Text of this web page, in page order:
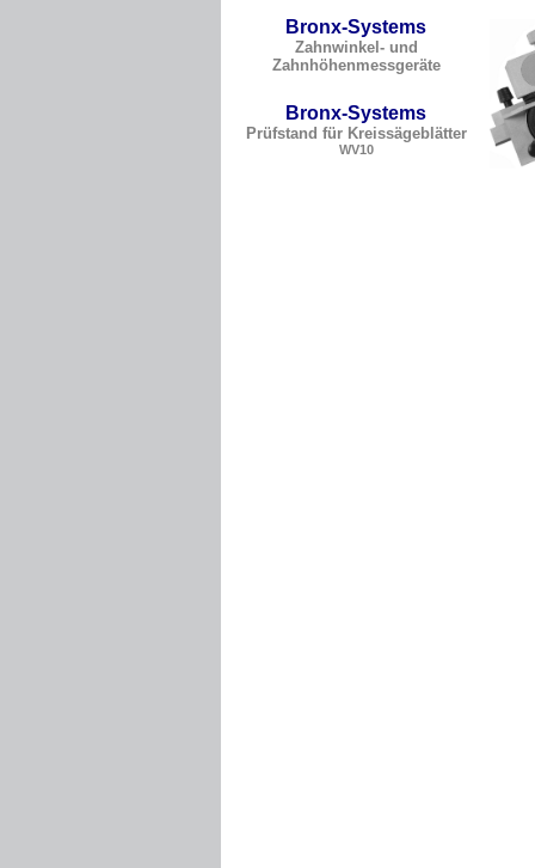
Bronx-Systems
Zahnwinkel- und
Zahnhöhenmessgeräte
Bronx-Systems
Prüfstand für Kreissägeblätter
WV10